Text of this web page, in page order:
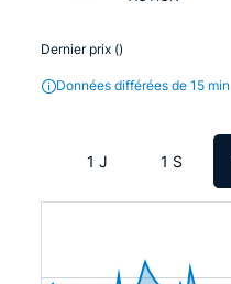
Dernier prix ()
Données différées de 15 min
1 J 1 S